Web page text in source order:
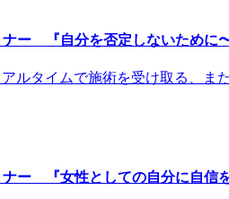
ナー 『自分を否定しないために
ルタイムで施術を受け取る、ま
ナー 『女性としての自分に自信